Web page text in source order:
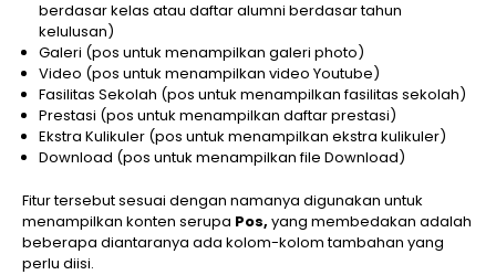
berdasar kelas atau daftar alumni berdasar tahun
kelulusan)
Galeri (pos untuk menampilkan galeri photo)
Video (pos untuk menampilkan video Youtube)
Fasilitas Sekolah (pos untuk menampilkan fasilitas sekolah)
Prestasi (pos untuk menampilkan daftar prestasi)
Ekstra Kulikuler (pos untuk menampilkan ekstra kulikuler)
Download (pos untuk menampilkan file Download)
Fitur tersebut sesuai dengan namanya digunakan untuk
menampilkan konten serupa Pos, yang membedakan adalah
beberapa diantaranya ada kolom-kolom tambahan yang
perlu diisi.